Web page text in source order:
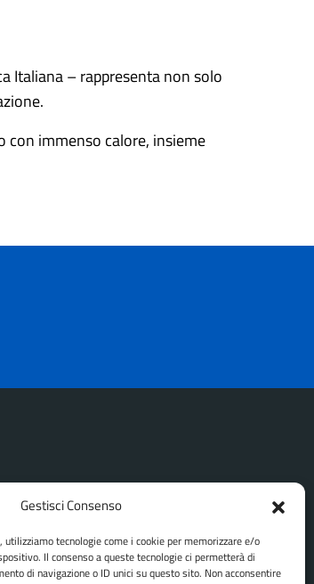
Gestisci Consenso
tecnologie come i cookie per memorizzare e/o
Il consenso a queste tecnologie ci permetterà di
di navigazione o ID unici su questo sito. Non acconsentire
Italiana – rappresenta non solo
con immenso calore, insieme
SU
FacebookInstagramYoutube